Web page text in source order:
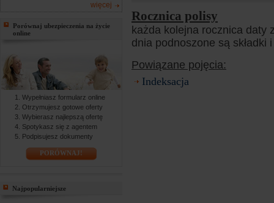
więcej
Porównaj ubezpieczenia na życie
online
Wypełniasz formularz online
Otrzymujesz gotowe oferty
Wybierasz najlepszą ofertę
Spotykasz się z agentem
Podpisujesz dokumenty
PORÓWNAJ!
Najpopularniejsze
Rocznica polisy
każda kolejna rocznica daty
dnia podnoszone są
Powiązane pojęcia:
Indeksacja